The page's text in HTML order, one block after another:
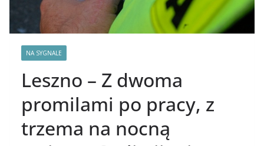
NA SYGNALE
Leszno – Z dwoma
promilami po pracy, z
trzema na nocną